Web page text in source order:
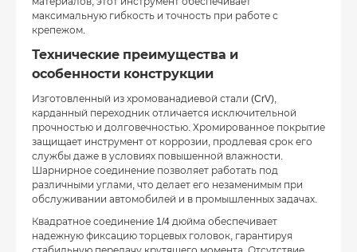
максимальную гибкость и точность при работе с
крепежом.
Технические преимущества и
особенности конструкции
Изготовленный из хромованадиевой стали (CrV),
карданный переходник отличается исключительной
прочностью и долговечностью. Хромированное покрытие
защищает инструмент от коррозии, продлевая срок его
службы даже в условиях повышенной влажности.
Шарнирное соединение позволяет работать под
различными углами, что делает его незаменимым при
обслуживании автомобилей и в промышленных задачах.
Квадратное соединение 1/4 дюйма обеспечивает
надежную фиксацию торцевых головок, гарантируя